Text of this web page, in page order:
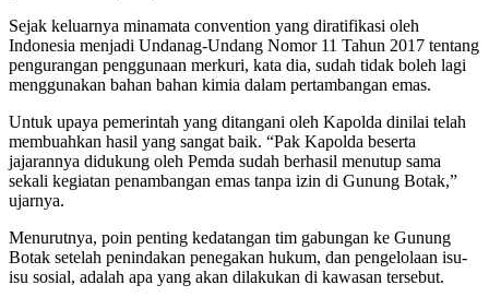
Sejak keluarnya minamata convention yang diratifikasi oleh
Indonesia menjadi Undanag-Undang Nomor 11 Tahun 2017 tentang
pengurangan penggunaan merkuri, kata dia, sudah tidak boleh lagi
menggunakan bahan bahan kimia dalam pertambangan emas.
Untuk upaya pemerintah yang ditangani oleh Kapolda dinilai telah
membuahkan hasil yang sangat baik. “Pak Kapolda beserta
jajarannya didukung oleh Pemda sudah berhasil menutup sama
sekali kegiatan penambangan emas tanpa izin di Gunung Botak,”
ujarnya.
Menurutnya, poin penting kedatangan tim gabungan ke Gunung
Botak setelah penindakan penegakan hukum, dan pengelolaan isu-
isu sosial, adalah apa yang akan dilakukan di kawasan tersebut.